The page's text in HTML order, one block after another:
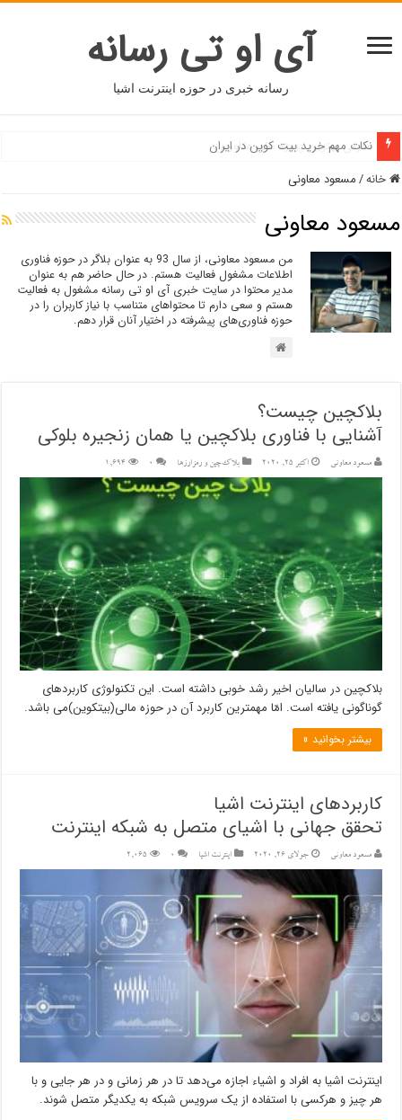
آی او تی رسانه
رسانه خبری در حوزه اینترنت اشیا
معرفی بهترین پروژه های متاورس
خانه/ مسعود معاونی
مسعود معاونی
من مسعود معاونی، از سال 93 به عنوان بلاگر در حوزه فناوری
اطلاعات مشغول فعالیت هستم. در حال حاضر هم به عنوان
مدیر محتوا در سایت خبری آی او تی رسانه مشغول به فعالیت
هستم و سعی دارم تا محتواهای متناسب با نیاز کاربران را در
حوزه فناوری‌های پیشرفته در اختیار آنان قرار دهم.
بلاک‎چین چیست؟
آشنایی با فناوری بلاکچین یا همان زنجیره بلوکی
مسعود معاونی اکتبر 25, 2020 بلاک‌چین و رمزارزها ۰ 1,694
بلاک‎چین در سالیان اخیر رشد خوبی داشته است. این تکنولوژی کاربردهای
گوناگونی یافته است. امّا مهمترین کاربرد آن در حوزه مالی(بیت‎کوین)می باشد.
بیشتر بخوانید »
کاربردهای اینترنت اشیا
تحقق جهانی با اشیای متصل به شبکه اینترنت
مسعود معاونی جولای 26, 2020 اینترنت اشیا ۰ 2,065
اینترنت اشیا به افراد و اشیاء اجازه می‌دهد تا در هر زمانی و در هر جایی و با
هر چیز و هرکسی با استفاده از یک سرویس شبکه به یکدیگر متصل شوند.